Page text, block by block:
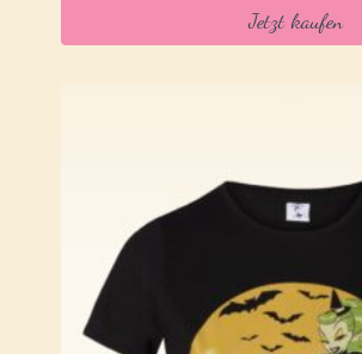
Jetzt kaufen